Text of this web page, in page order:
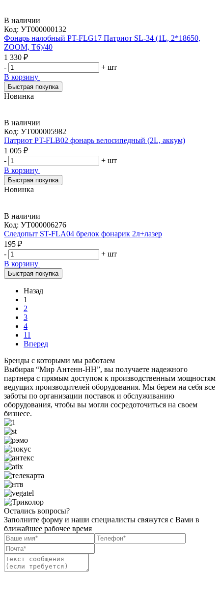
В наличии
Код: УТ000000132
Фонарь налобный PT-FLG17 Патриот SL-34 (1L, 2*18650,
ZOOM, Т6)/40
1 330 ₽
-
+ шт
В корзину
Быстрая покупка
Новинка
В наличии
Код: УТ000005982
Патриот PT-FLB02 фонарь велосипедный (2L, аккум)
1 005 ₽
-
+ шт
В корзину
Быстрая покупка
Новинка
В наличии
Код: УТ000006276
Следопыт ST-FLA04 брелок фонарик 2л+лазер
195 ₽
-
+ шт
В корзину
Быстрая покупка
Назад
1
2
3
4
11
Вперед
Бренды с которыми мы работаем
Выбирая “Мир Антенн-НН”, вы получаете надежного
партнера с прямым доступом к производственным мощностям
ведущих производителей оборудования. Мы берем на себя все
заботы по организации поставок и обслуживанию
оборудования, чтобы вы могли сосредоточиться на своем
бизнесе.
Остались вопросы?
Заполните форму и наши специалисты свяжутся с Вами в
ближайшее рабочее время